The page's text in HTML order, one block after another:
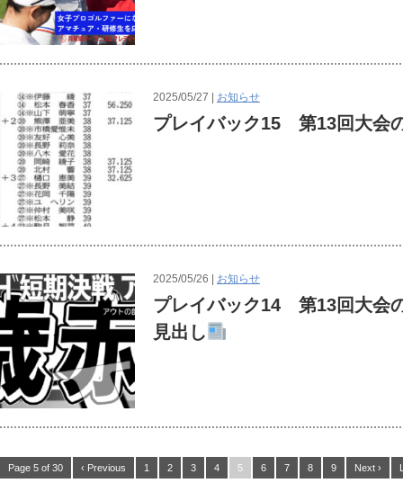
2025/05/27 | お知らせ
プレイバック15 第13回大会
2025/05/26 | お知らせ
プレイバック14 第13回大会
見出し
Page 5 of 30 ‹ Previous 1 2 3 4 5 6 7 8 9 Next ›